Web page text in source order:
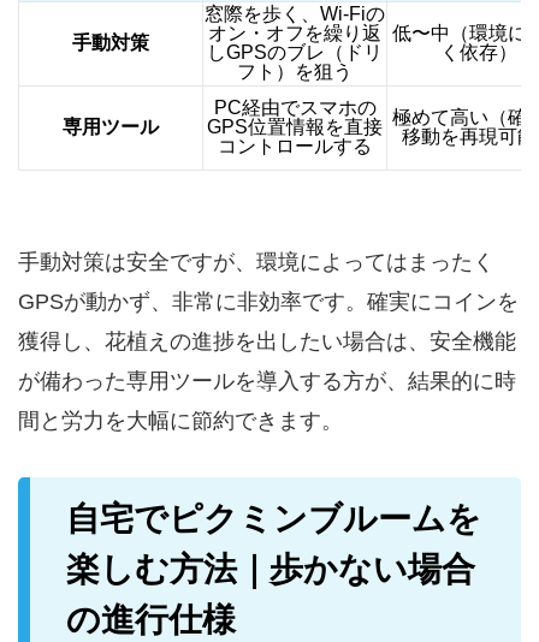
手動対策
窓際を歩く、Wi-Fiの
オン・オフを繰り返
しGPSのブレ（ドリ
フト）を狙う
低〜中（環境に
く依存）
専用ツール
PC経由でスマホの
GPS位置情報を直接
コントロールする
極めて高い（確
移動を再現可
手動対策は安全ですが、環境によってはまったく
GPSが動かず、非常に非効率です。確実にコインを
獲得し、花植えの進捗を出したい場合は、安全機能
が備わった専用ツールを導入する方が、結果的に時
間と労力を大幅に節約できます。
自宅でピクミンブルームを
楽しむ方法｜歩かない場合
の進行仕様